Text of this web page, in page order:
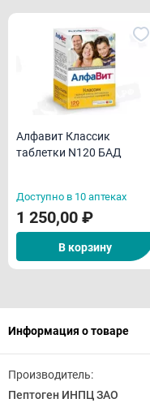
Алфавит Классик
таблетки N120 БАД
Доступно в 10 аптеках
1 250,00 ₽
В корзину
Информация о товаре
Производитель:
Пептоген ИНПЦ ЗАО